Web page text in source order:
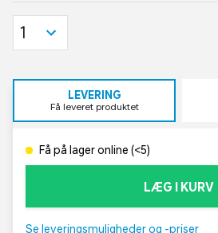
1
LEVERING
Få leveret produktet
Få på lager online (<5)
LÆG I KURV
Se leveringsmuligheder og -priser